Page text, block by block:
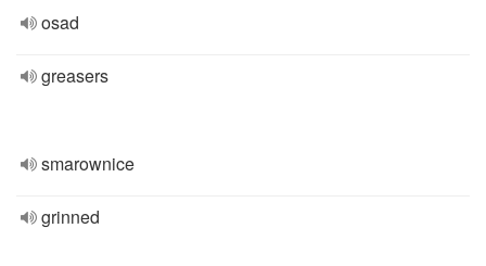
osad
greasers
smarownice
grinned